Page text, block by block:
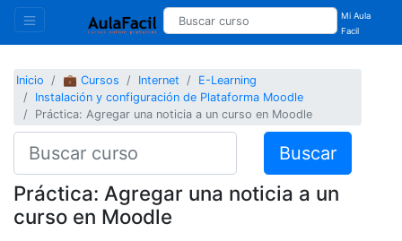
Mi Aula
Facil
Inicio 💼 Cursos Internet
E-Learning
Instalación y configuración de Plataforma Moodle
Práctica: Agregar una noticia a un curso en Moodle
Buscar
Práctica: Agregar una noticia a un
curso en Moodle